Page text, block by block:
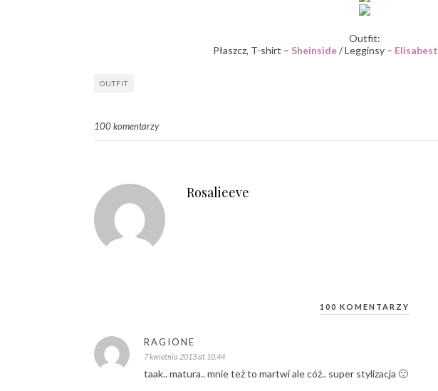
Outfit:
Płaszcz, T-shirt – Sheinside/ Legginsy – Elisabest
OUTFIT
100 komentarzy
Rosalieeve
100 KOMENTARZY
RAGIONE
7 kwietnia 2013 at 10:44
taak.. matura.. mnie też to martwi ale cóż.. super stylizacja 🙂